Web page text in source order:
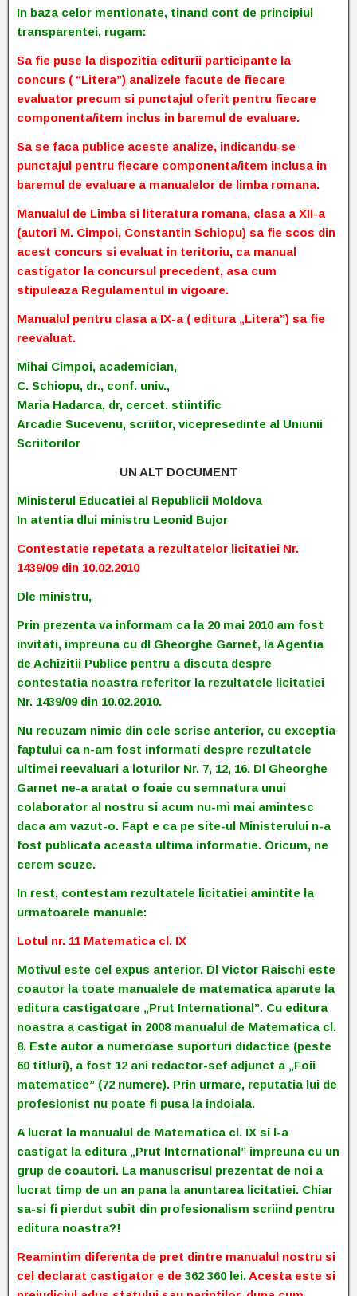
In baza celor mentionate, tinand cont de principiul
transparentei, rugam:
Sa fie puse la dispozitia editurii participante la
concurs ( “Litera”) analizele facute de fiecare
evaluator precum si punctajul oferit pentru fiecare
componenta/item inclus in baremul de evaluare.
Sa se faca publice aceste analize, indicandu-se
punctajul pentru fiecare componenta/item inclusa in
baremul de evaluare a manualelor de limba romana.
Manualul de Limba si literatura romana, clasa a XII-a
(autori M. Cimpoi, Constantin Schiopu) sa fie scos din
acest concurs si evaluat in teritoriu, ca manual
castigator la concursul precedent, asa cum
stipuleaza Regulamentul in vigoare.
Manualul pentru clasa a IX-a ( editura „Litera”) sa fie
reevaluat.
Mihai Cimpoi, academician,
C. Schiopu, dr., conf. univ.,
Maria Hadarca, dr, cercet. stiintific
Arcadie Sucevenu, scriitor, vicepresedinte al Uniunii
Scriitorilor
UN ALT DOCUMENT
Ministerul Educatiei al Republicii Moldova
In atentia dlui ministru Leonid Bujor
Contestatie repetata a rezultatelor licitatiei Nr.
1439/09 din 10.02.2010
Dle ministru,
Prin prezenta va informam ca la 20 mai 2010 am fost
invitati, impreuna cu dl Gheorghe Garnet, la Agentia
de Achizitii Publice pentru a discuta despre
contestatia noastra referitor la rezultatele licitatiei
Nr. 1439/09 din 10.02.2010.
Nu recuzam nimic din cele scrise anterior, cu exceptia
faptului ca n-am fost informati despre rezultatele
ultimei reevaluari a loturilor Nr. 7, 12, 16. Dl Gheorghe
Garnet ne-a aratat o foaie cu semnatura unui
colaborator al nostru si acum nu-mi mai amintesc
daca am vazut-o. Fapt e ca pe site-ul Ministerului n-a
fost publicata aceasta ultima informatie. Oricum, ne
cerem scuze.
In rest, contestam rezultatele licitatiei amintite la
urmatoarele manuale:
Lotul nr. 11 Matematica cl. IX
Motivul este cel expus anterior. Dl Victor Raischi este
coautor la toate manualele de matematica aparute la
editura castigatoare „Prut International”. Cu editura
noastra a castigat in 2008 manualul de Matematica cl.
8. Este autor a numeroase suporturi didactice (peste
60 titluri), a fost 12 ani redactor-sef adjunct a „Foii
matematice” (72 numere). Prin urmare, reputatia lui de
profesionist nu poate fi pusa la indoiala.
A lucrat la manualul de Matematica cl. IX si l-a
castigat la editura „Prut International” impreuna cu un
grup de coautori. La manuscrisul prezentat de noi a
lucrat timp de un an pana la anuntarea licitatiei. Chiar
sa-si fi pierdut subit din profesionalism scriind pentru
editura noastra?!
Reamintim diferenta de pret dintre manualul nostru si
cel declarat castigator e de 362 360 lei.Acesta este si